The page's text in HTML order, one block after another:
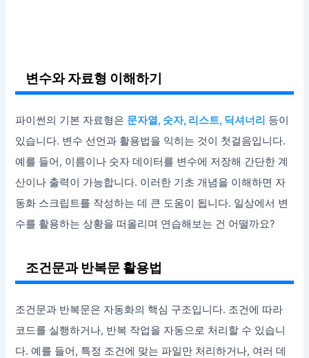
변수와 자료형 이해하기
파이썬의 기본 자료형은 문자열, 숫자, 리스트, 딕셔너리 등이
있습니다. 변수 선언과 활용법을 익히는 것이 첫걸음입니다.
예를 들어, 이름이나 숫자 데이터를 변수에 저장해 간단한 계
산이나 출력이 가능합니다. 이러한 기초 개념을 이해하면 자
동화 스크립트를 작성하는 데 큰 도움이 됩니다. 일상에서 변
수를 활용하는 상황을 떠올리며 연습해보는 건 어떨까요?
조건문과 반복문 활용법
조건문과 반복문은 자동화의 핵심 구조입니다. 조건에 따라
코드를 실행하거나, 반복 작업을 자동으로 처리할 수 있습니
다. 예를 들어, 특정 조건에 맞는 파일만 처리하거나, 여러 데